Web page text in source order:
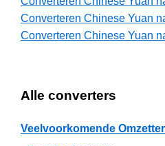
Converteren Chinese Yuan
Converteren Chinese Yuan
Alle converters
Veelvoorkomende